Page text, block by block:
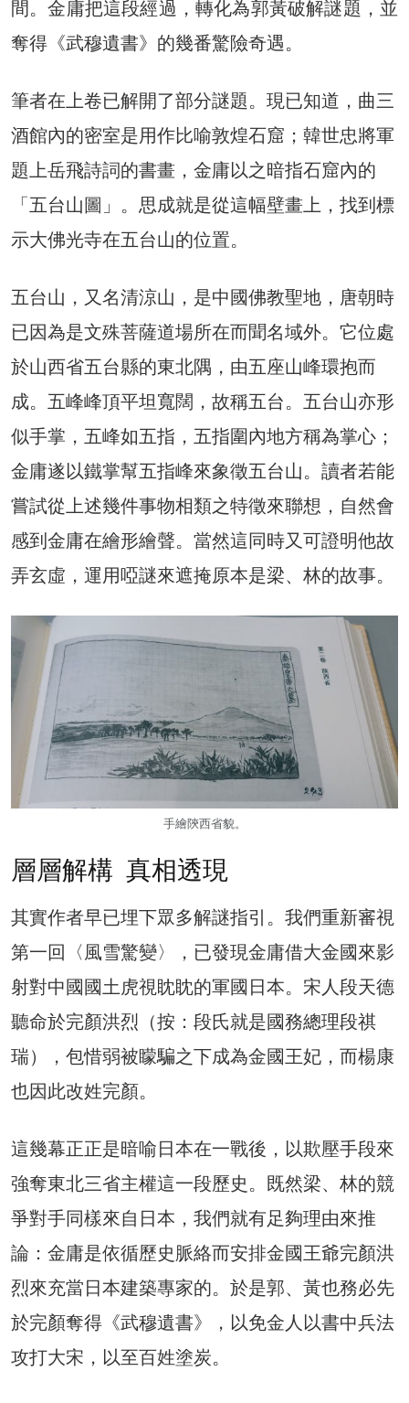
間。金庸把這段經過，轉化為郭黃破解謎題，並
奪得《武穆遺書》的幾番驚險奇遇。
筆者在上卷已解開了部分謎題。現已知道，曲三
酒館內的密室是用作比喻敦煌石窟；韓世忠將軍
題上岳飛詩詞的書畫，金庸以之暗指石窟內的
「五台山圖」。思成就是從這幅壁畫上，找到標
示大佛光寺在五台山的位置。
五台山，又名清涼山，是中國佛教聖地，唐朝時
已因為是文殊菩薩道場所在而聞名域外。它位處
於山西省五台縣的東北隅，由五座山峰環抱而
成。五峰峰頂平坦寬闊，故稱五台。五台山亦形
似手掌，五峰如五指，五指圍內地方稱為掌心；
金庸遂以鐵掌幫五指峰來象徵五台山。讀者若能
嘗試從上述幾件事物相類之特徵來聯想，自然會
感到金庸在繪形繪聲。當然這同時又可證明他故
弄玄虛，運用啞謎來遮掩原本是梁、林的故事。
手繪陝西省貌。
層層解構 真相透現
其實作者早已埋下眾多解謎指引。我們重新審視
第一回〈風雪驚變〉，已發現金庸借大金國來影
射對中國國土虎視眈眈的軍國日本。宋人段天德
聽命於完顏洪烈（按：段氏就是國務總理段祺
瑞），包惜弱被矇騙之下成為金國王妃，而楊康
也因此改姓完顏。
這幾幕正正是暗喻日本在一戰後，以欺壓手段來
強奪東北三省主權這一段歷史。既然梁、林的競
爭對手同樣來自日本，我們就有足夠理由來推
論：金庸是依循歷史脈絡而安排金國王爺完顏洪
烈來充當日本建築專家的。於是郭、黃也務必先
於完顏奪得《武穆遺書》，以免金人以書中兵法
攻打大宋，以至百姓塗炭。